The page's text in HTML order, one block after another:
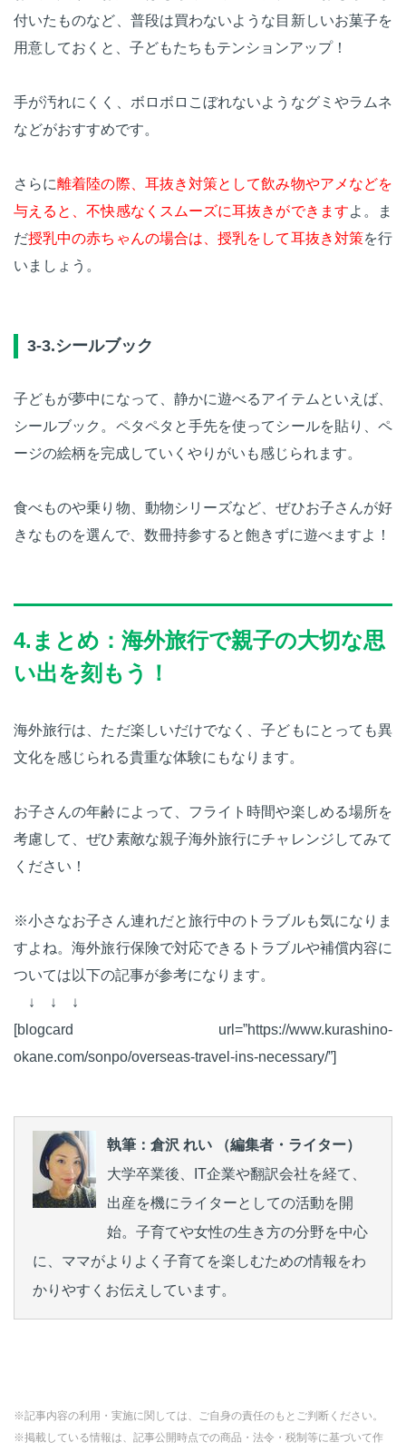
付いたものなど、普段は買わないような目新しいお菓子を
用意しておくと、子どもたちもテンションアップ！
手が汚れにくく、ボロボロこぼれないようなグミやラムネ
などがおすすめです。
さらに離着陸の際、耳抜き対策として飲み物やアメなどを
与えると、不快感なくスムーズに耳抜きができますよ。ま
だ授乳中の赤ちゃんの場合は、授乳をして耳抜き対策を行
いましょう。
3-3.シールブック
子どもが夢中になって、静かに遊べるアイテムといえば、
シールブック。ペタペタと手先を使ってシールを貼り、ペ
ージの絵柄を完成していくやりがいも感じられます。
食べものや乗り物、動物シリーズなど、ぜひお子さんが好
きなものを選んで、数冊持参すると飽きずに遊べますよ！
4.まとめ：海外旅行で親子の大切な思
い出を刻もう！
海外旅行は、ただ楽しいだけでなく、子どもにとっても異
文化を感じられる貴重な体験にもなります。
お子さんの年齢によって、フライト時間や楽しめる場所を
考慮して、ぜひ素敵な親子海外旅行にチャレンジしてみて
ください！
※小さなお子さん連れだと旅行中のトラブルも気になりま
すよね。海外旅行保険で対応できるトラブルや補償内容に
ついては以下の記事が参考になります。
↓ ↓ ↓
[blogcard url=”https://www.kurashino-
okane.com/sonpo/overseas-travel-ins-necessary/”]
執筆：倉沢 れい （編集者・ライター）
大学卒業後、IT企業や翻訳会社を経て、
出産を機にライターとしての活動を開
始。子育てや女性の生き方の分野を中心
に、ママがよりよく子育てを楽しむための情報をわ
かりやすくお伝えしています。
※記事内容の利用・実施に関しては、ご自身の責任のもとご判断ください。
※掲載している情報は、記事公開時点での商品・法令・税制等に基づいて作